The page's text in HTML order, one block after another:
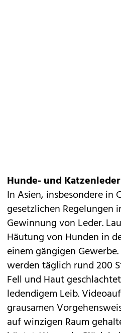
Hunde- und
In Asien, insbesondere in
gesetzlichen Regelungen
Gewinnung von Leder.
Häutung von Hunden in
einem gängigen
werden täglich rund 200
Fell und Haut
ledendigem Leib.
grausamen
auf winzigen Raum